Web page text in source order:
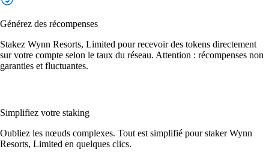
Générez des récompenses
Stakez Wynn Resorts, Limited pour recevoir des tokens directement
sur votre compte selon le taux du réseau. Attention : récompenses non
garanties et fluctuantes.
Simplifiez votre staking
Oubliez les nœuds complexes. Tout est simplifié pour staker Wynn
Resorts, Limited en quelques clics.